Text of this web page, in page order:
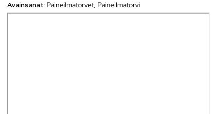
Avainsanat: Paineilmatorvet, Paineilmatorvi